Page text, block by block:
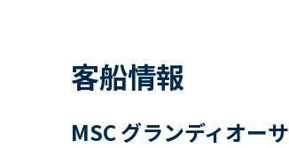
客船情報
MSC グランディオーサ